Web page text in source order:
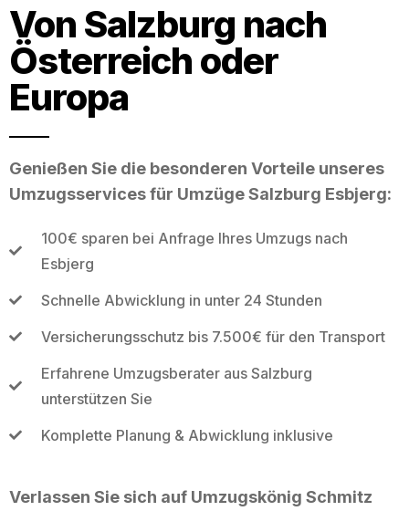
Von Salzburg nach
Österreich oder
Europa
Genießen Sie die besonderen Vorteile unseres
Umzugsservices für Umzüge Salzburg Esbjerg:
100€ sparen bei Anfrage Ihres Umzugs nach
Esbjerg
Schnelle Abwicklung in unter 24 Stunden
Versicherungsschutz bis 7.500€ für den Transport
Erfahrene Umzugsberater aus Salzburg
unterstützen Sie
Komplette Planung & Abwicklung inklusive
Verlassen Sie sich auf Umzugskönig Schmitz